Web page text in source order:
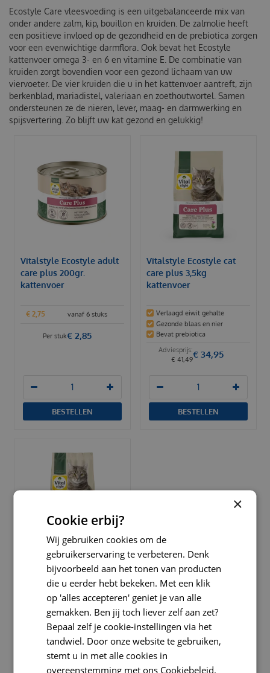
Ecostyle Care vleesvoeding is een uitgebalanceerde mix van
onder andere zalm, kip, bouillon en kruiden. De zalmolie heeft
een positieve invloed op de gezondheid en de prebiotica zorgen
voor een evenwichtige darmflora. Ook bevat het Ecostyle
kattenvoer omega 3- en 6 en vitamine E. De combinatie van
kruiden zorgt bovendien voor een gezond lichaam van uw
viervoeter. De vier kruiden die u in het kattenvoer aantreft, zijn
berkenblad, mariadistel, valeriaan en zoethoutwortel. Samen
ondersteunen ze de nieren, lever, maag- en darmwerking en
spijsvertering. Zo blijft uw kat gezond en gelukkig!
Vitalstyle Ecostyle adult
care plus 200gr.
kattenvoer
vanaf 6 stuks
€ 2,75
€ 2,85
Per stuk
BESTELLEN
Vitalstyle Ecostyle cat
care plus 3,5kg
kattenvoer
Verlaagd eiwit gehalte
Gezonde blaas en nier
Bevat prebiotica
€ 41,49€ 34,95
BESTELLEN
Vitalstyle Ecostyle cat
care plus 10kg kattenvoer
Verlaagd eiwit gehalte
Gezonde blaas en nier
Bevat prebiotica
€ 56 95
×
Cookie erbij?
Wij gebruiken cookies om de
gebruikerservaring te verbeteren. Denk
bijvoorbeeld aan het tonen van producten
die u eerder hebt bekeken. Met een klik
op 'alles accepteren' geniet je van alle
gemakken. Ben jij toch liever zelf aan zet?
Bepaal zelf je cookie-instellingen via het
tandwiel. Door onze website te gebruiken,
stemt u in met alle cookies in
overeenstemming met ons Cookiebeleid.